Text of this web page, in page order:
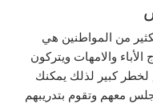
من المواطنين هي
والامهات ويتركون
كبير لذلك يمكنك
معهم وتقوم بتدريبهم